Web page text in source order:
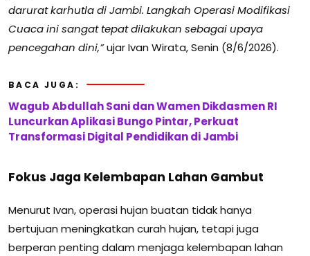
darurat karhutla di Jambi. Langkah Operasi Modifikasi
Cuaca ini sangat tepat dilakukan sebagai upaya
pencegahan dini,”ujar Ivan Wirata, Senin (8/6/2026).
BACA JUGA:
Wagub Abdullah Sani dan Wamen Dikdasmen RI
Luncurkan Aplikasi Bungo Pintar, Perkuat
Transformasi Digital Pendidikan di Jambi
Fokus Jaga Kelembapan Lahan Gambut
Menurut Ivan, operasi hujan buatan tidak hanya
bertujuan meningkatkan curah hujan, tetapi juga
berperan penting dalam menjaga kelembapan lahan